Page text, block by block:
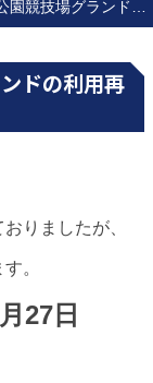
ドの利用再
りましたが、
。
27日